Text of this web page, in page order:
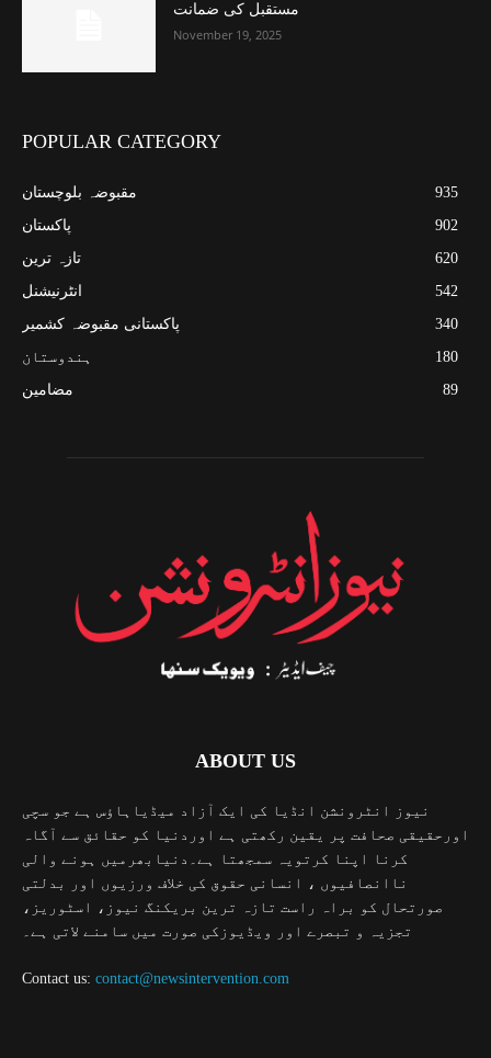
مستقبل کی ضمانت
November 19, 2025
POPULAR CATEGORY
مقبوضہ بلوچستان
935
پاکستان
902
تازہ ترین
620
انٹرنیشنل
542
پاکستانی مقبوضہ کشمیر
340
ہندوستان
180
مضامین
89
ABOUT US
نیوز انٹرونشن انڈیا کی ایک آزاد میڈیاہاؤس ہے جو سچی
اورحقیقی صحافت پر یقین رکھتی ہے اوردنیا کو حقائق سے آگاہ
کرنا اپنا کرتویہ سمجھتا ہے۔دنیابھرمیں ہونے والی
ناانصافیوں ، انسانی حقوق کی خلاف ورزیوں اور بدلتی
صورتحال کو براہ راست تازہ ترین بریکنگ نیوز، اسٹوریز،
تجزیہ و تبصرے اور ویڈیوزکی صورت میں سامنے لاتی ہے۔
Contact us: contact@newsintervention.com